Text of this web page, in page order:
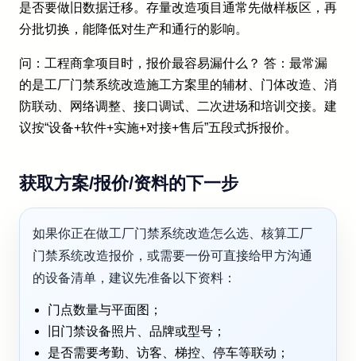
是否要做旧数据迁移。存量改造项目通常先做样板区，再
分批切换，能降低对生产和通行的影响。
问：工程商拿项目时，报价最容易漏什么？ 答：最常漏
的是工厂门禁系统改造施工方案里的辅材、门体改造、消
防联动、网络调整、接口调试、二次进场和培训交接。建
议按“设备+软件+实施+对接+售后”五段式拆报价。
获取方案/报价/资料的下一步
如果你正在做工厂门禁系统改造怎么选、核算工厂
门禁系统改造报价，或需要一份可直接给甲方沟通
的设备清单，建议先准备以下资料：
门点数量与平面图；
旧门禁设备照片、品牌或型号；
是否需要考勤、访客、梯控、停车等联动；